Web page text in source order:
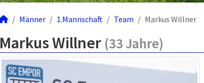
Männer 1.Mannschaft Team Markus Willner
Markus Willner (33 Jahre)